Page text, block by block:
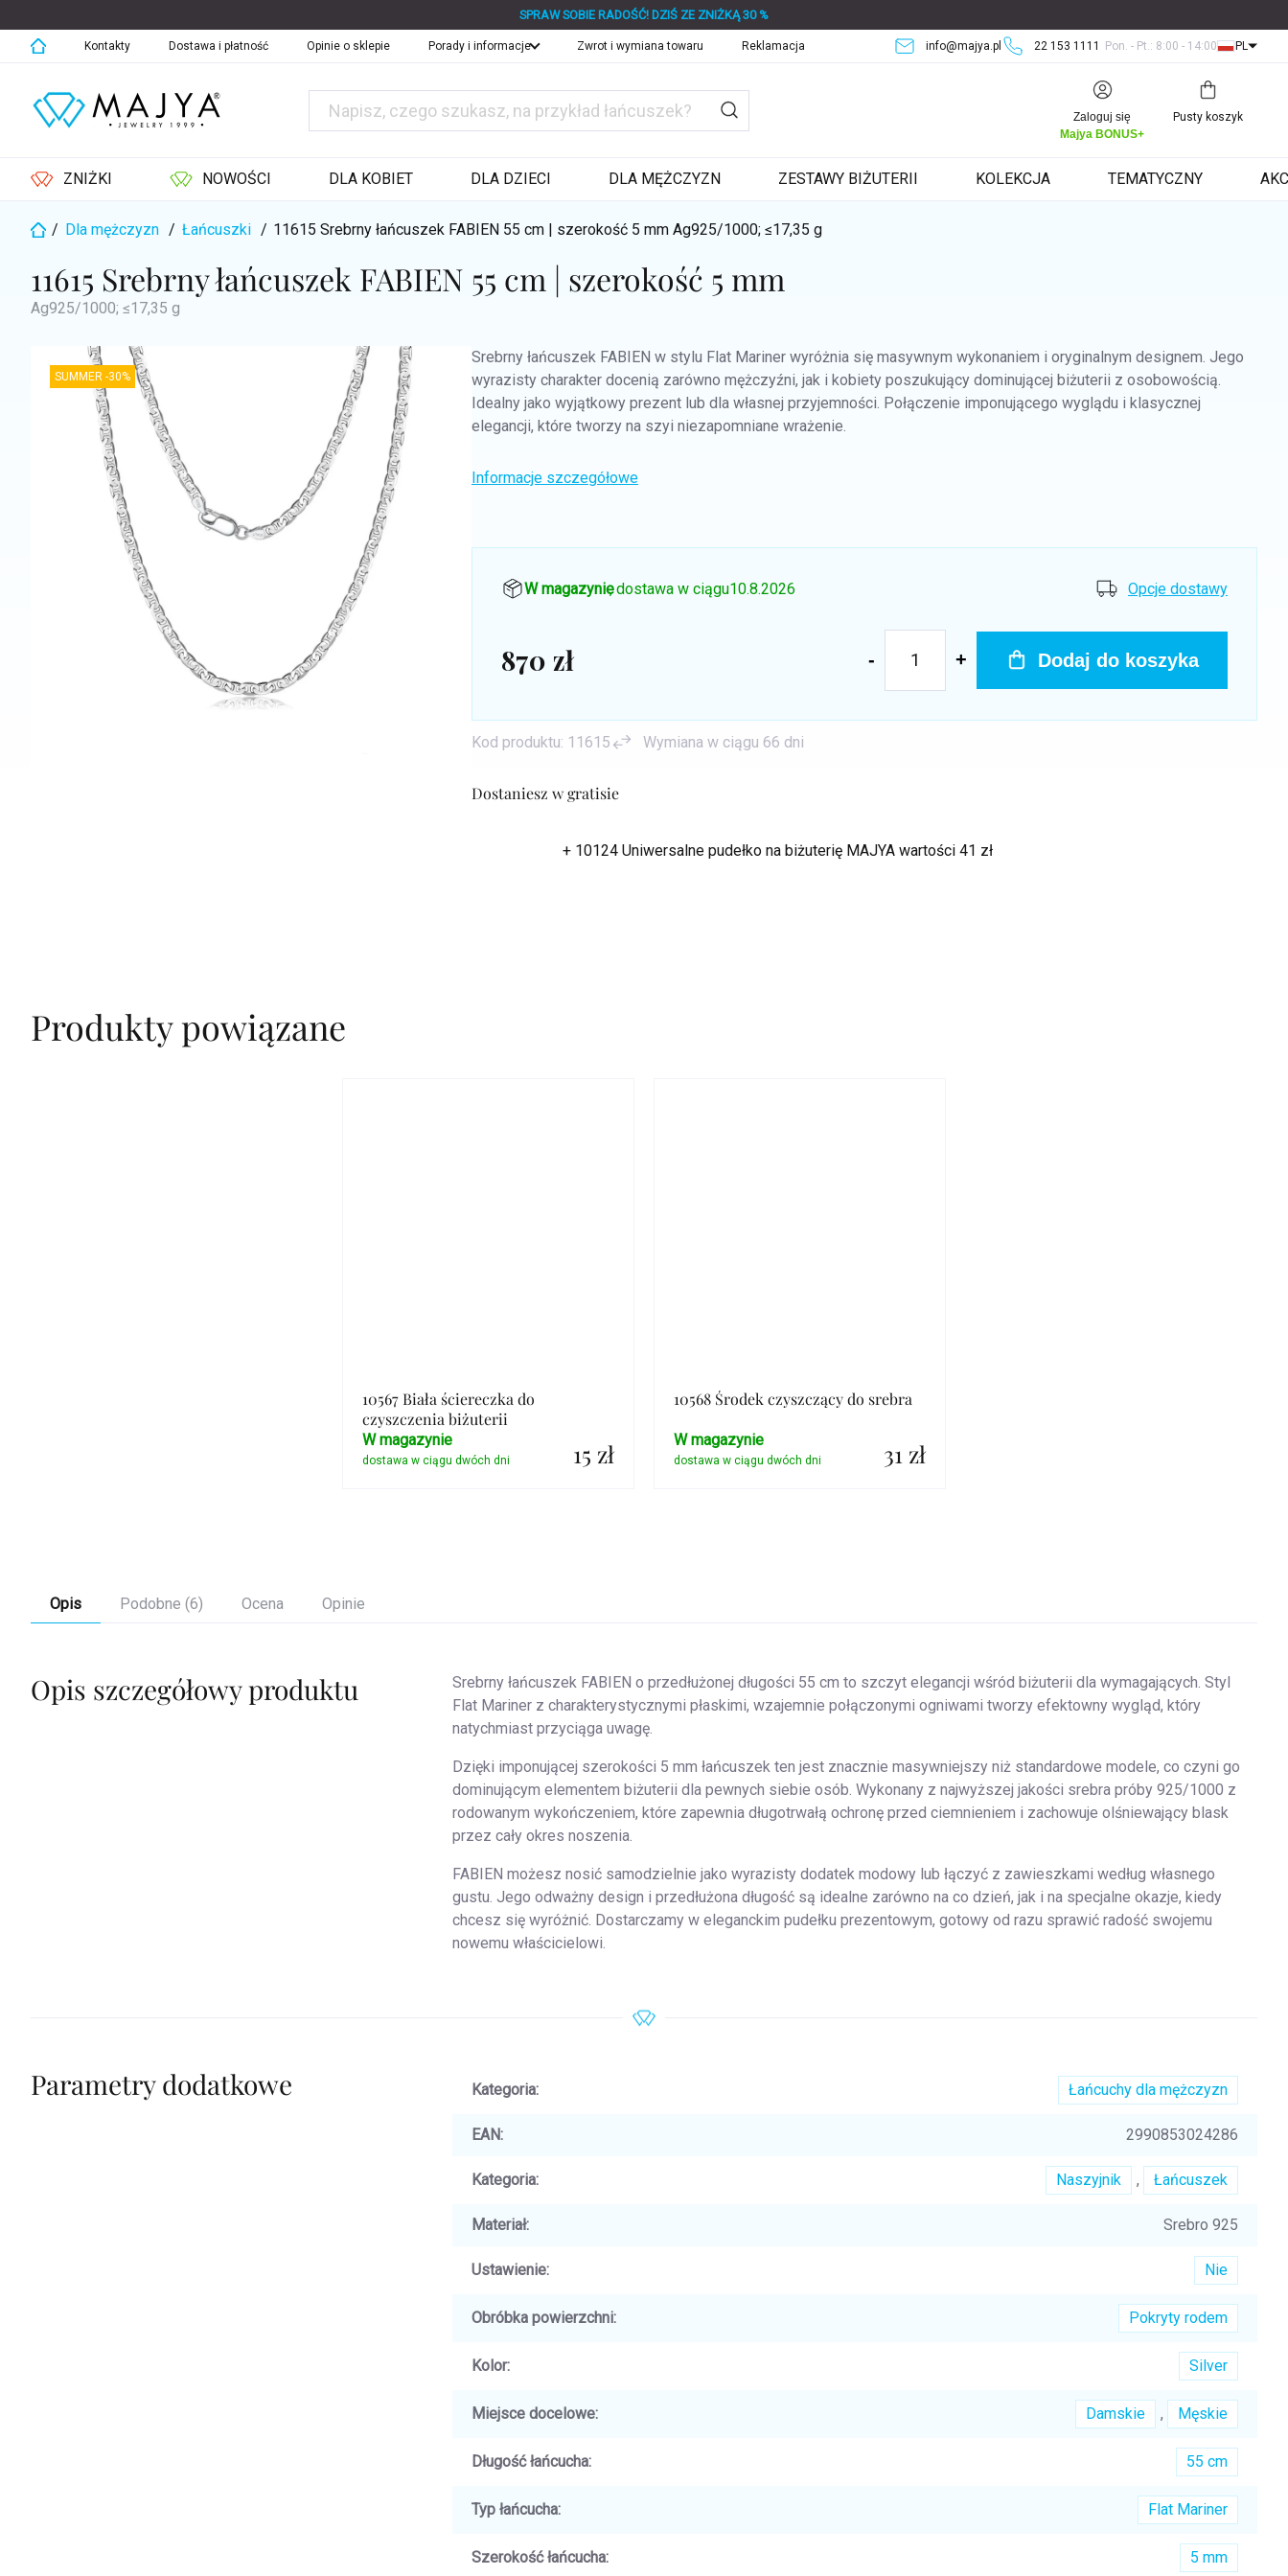
do
treści
SPRAW SOBIE RADOŚĆ! DZIŚ ZE ZNIŻKĄ 30 %
22 153 1111 Pon. - Pt.: 8:00 - 14:00
info@majya.pl
Kontakty Dostawa i płatność Opinie o sklepie Porady i informacje Zwrot i wymiana towaru Reklamacja PL
Zaloguj się
Majya BONUS+
Koszyk
Pusty koszyk
ZNIŻKI NOWOŚCI DLA KOBIET DLA DZIECI DLA MĘŻCZYZN ZESTAWY BIŻUTERII KOLEKCJA TEMATYCZNY
Home
/ Dla mężczyzn / Łańcuszki / 11615 Srebrny łańcuszek FABIEN 55 cm | szerokość 5 mmAg925/1000; ≤17,35 g
11615 Srebrny łańcuszek FABIEN 55 cm | szerokość 5 mm
Ag925/1000; ≤17,35 g
SUMMER -30%
Dostaniesz w gratisie
+ 10124 Uniwersalne pudełko na biżuterię MAJYA wartości 41 zł
Srebrny łańcuszek FABIEN w stylu Flat Mariner wyróżnia się masywnym wykonaniem i oryginalnym designem. Jego
wyrazisty charakter docenią zarówno mężczyźni, jak i kobiety poszukujący dominującej biżuterii z osobowością.
Idealny jako wyjątkowy prezent lub dla własnej przyjemności. Połączenie imponującego wyglądu i klasycznej
elegancji, które tworzy na szyi niezapomniane wrażenie.
Informacje szczegółowe
W magazynie, dostawa w ciągu10.8.2026 Opcje dostawy
870 zł Dodaj do koszyka
Kod produktu: 11615 Wymiana w ciągu 66 dni
Produkty powiązane
10567 Biała ściereczka do
czyszczenia biżuterii
15 zł
W magazynie
10568 Środek czyszczący do srebra
31 zł
W magazynie
Opis Podobne (6) Ocena Opinie
Opis szczegółowy produktu
Srebrny łańcuszek FABIEN o przedłużonej długości 55 cm to szczyt elegancji wśród biżuterii dla wymagających. Styl
Flat Mariner z charakterystycznymi płaskimi, wzajemnie połączonymi ogniwami tworzy efektowny wygląd, który
natychmiast przyciąga uwagę.
Dzięki imponującej szerokości 5 mm łańcuszek ten jest znacznie masywniejszy niż standardowe modele, co czyni go
dominującym elementem biżuterii dla pewnych siebie osób. Wykonany z najwyższej jakości srebra próby 925/1000 z
rodowanym wykończeniem, które zapewnia długotrwałą ochronę przed ciemnieniem i zachowuje olśniewający blask
przez cały okres noszenia.
FABIEN możesz nosić samodzielnie jako wyrazisty dodatek modowy lub łączyć z zawieszkami według własnego
gustu. Jego odważny design i przedłużona długość są idealne zarówno na co dzień, jak i na specjalne okazje, kiedy
chcesz się wyróżnić. Dostarczamy w eleganckim pudełku prezentowym, gotowy od razu sprawić radość swojemu
nowemu właścicielowi.
Parametry dodatkowe Kategoria: Łańcuchy dla mężczyzn
EAN: 2990853024286
Kategoria: Naszyjnik , Łańcuszek
Materiał: Srebro 925
Ustawienie: Nie
Obróbka powierzchni: Pokryty rodem
Kolor: Silver
Miejsce docelowe: Damskie , Męskie
Długość łańcucha: 55 cm
Typ łańcucha: Flat Mariner
Szerokość łańcucha: 5 mm